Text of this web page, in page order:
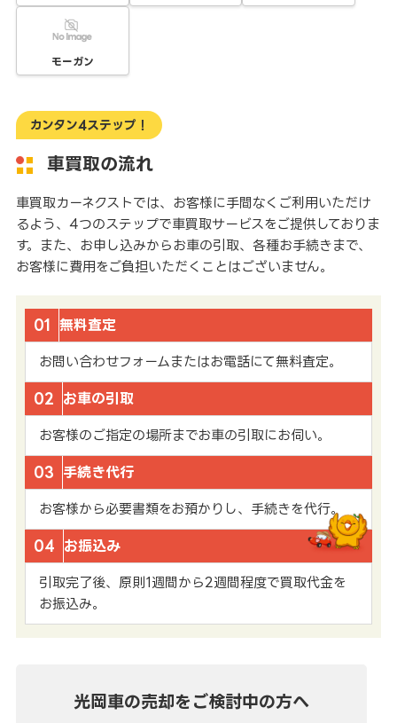
モーガン
カンタン4ステップ！
車買取の流れ
車買取カーネクストでは、お客様に手間なくご利用いただけ
るよう、4つのステップで車買取サービスをご提供しておりま
す。また、お申し込みからお車の引取、各種お手続きまで、
お客様に費用をご負担いただくことはございません。
01 無料査定
お問い合わせフォームまたはお電話にて無料査定。
02 お車の引取
お客様のご指定の場所までお車の引取にお伺い。
03 手続き代行
お客様から必要書類をお預かりし、手続きを代行。
04 お振込み
引取完了後、原則1週間から2週間程度で買取代金を
お振込み。
光岡車の売却を ご検討中の方へ